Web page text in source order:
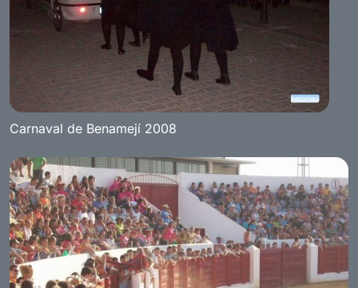
Carnaval de Benamejí 2008